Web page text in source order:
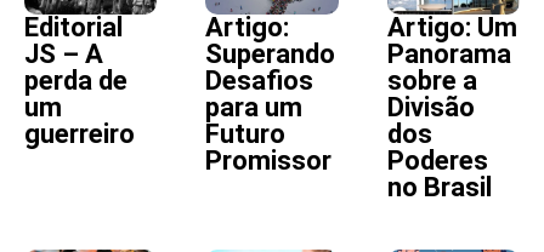
Editorial
JS – A
perda de
um
guerreiro
Artigo:
Superando
Desafios
para um
Futuro
Promissor
Artigo: Um
Panorama
sobre a
Divisão
dos
Poderes
no Brasil